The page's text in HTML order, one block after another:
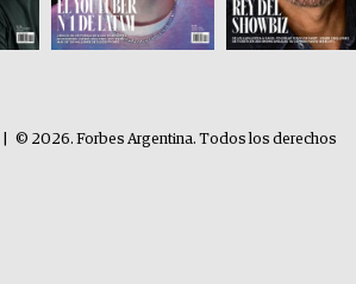
© 2026. Forbes Argentina. Todos los derechos